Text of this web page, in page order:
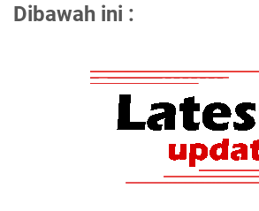
Dibawah ini :